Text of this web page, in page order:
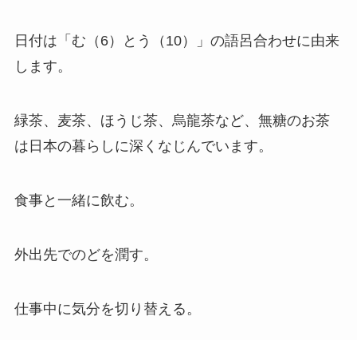
日付は「む（6）とう（10）」の語呂合わせに由来
します。
緑茶、麦茶、ほうじ茶、烏龍茶など、無糖のお茶
は日本の暮らしに深くなじんでいます。
食事と一緒に飲む。
外出先でのどを潤す。
仕事中に気分を切り替える。